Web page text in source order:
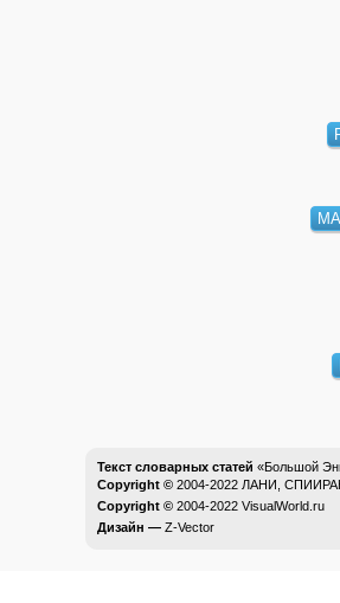
Текст словарных статей «Большой
Copyright © 2004-2022 ЛАНИ,
Copyright © 2004-2022 VisualWorld.ru
Дизайн — Z-Vector